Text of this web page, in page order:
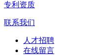
专利资质
联系我们
人才招聘
在线留言